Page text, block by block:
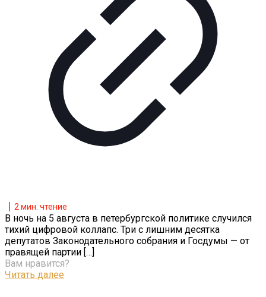
2 мин. чтение
В ночь на 5 августа в петербургской политике случился
тихий цифровой коллапс. Три с лишним десятка
депутатов Законодательного собрания и Госдумы — от
правящей партии […]
Вам нравится?
Читать далее